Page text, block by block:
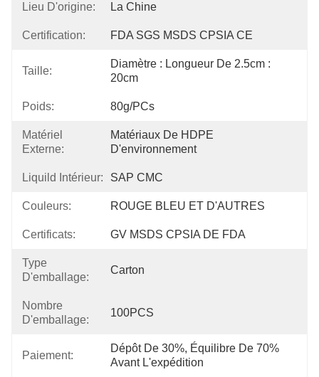
Lieu D'origine: La Chine
Certification: FDA SGS MSDS CPSIA CE
Taille:
Diamètre : Longueur De 2.5cm :
20cm
Poids: 80g/PCs
Matériel
Externe:
Matériaux De HDPE
D'environnement
Liquild Intérieur: SAP CMC
Couleurs: ROUGE BLEU ET D'AUTRES
Certificats: GV MSDS CPSIA DE FDA
Type
D'emballage:
Carton
Nombre
D'emballage:
100PCS
Paiement:
Dépôt De 30%, Équilibre De 70%
Avant L'expédition